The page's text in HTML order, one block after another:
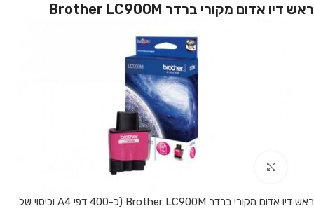
ראש דיו אדום מקורי ברדר Brother LC900M
ראש דיו אדום מקורי ברדר Brother LC900M (כ-400 דפי A4 וכיסוי של